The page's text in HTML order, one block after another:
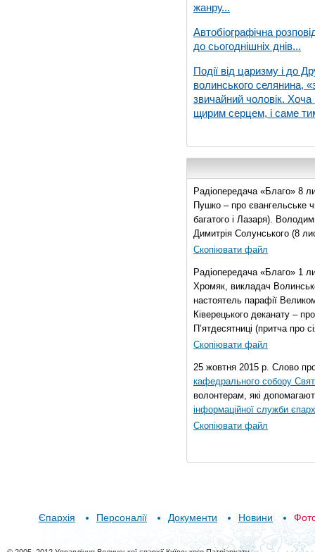
жанру...
Автобіографічна
до сьогоднішніх днів...
Події від царизму і до
волинського селянина,
звичайний чоловік. Хоча
щирим серцем, і саме
Радіопередача «Благо» 8
Пушко – про євангельське
багатого і Лазаря).
Димитрія Солунського (8
Скопіювати файл
Радіопередача «Благо» 1
Хромяк, викладач
настоятель парафії
Ківерецького деканату –
П’ятдесятниці (притча про
Скопіювати файл
25 жовтня 2015 р. Слово
кафедрального собору
волонтерам, які
інформаційної служби
Скопіювати файл
Єпархія Персоналії Документи Новини